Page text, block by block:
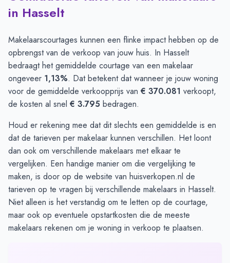
in Hasselt
Makelaarscourtages kunnen een flinke impact hebben op de
opbrengst van de verkoop van jouw huis. In Hasselt
bedraagt het gemiddelde courtage van een makelaar
ongeveer 1,13%. Dat betekent dat wanneer je jouw woning
voor de gemiddelde verkoopprijs van € 370.081 verkoopt,
de kosten al snel € 3.795 bedragen.
Houd er rekening mee dat dit slechts een gemiddelde is en
dat de tarieven per makelaar kunnen verschillen. Het loont
dan ook om verschillende makelaars met elkaar te
vergelijken. Een handige manier om die vergelijking te
maken, is door op de website van huisverkopen.nl de
tarieven op te vragen bij verschillende makelaars in Hasselt.
Niet alleen is het verstandig om te letten op de courtage,
maar ook op eventuele opstartkosten die de meeste
makelaars rekenen om je woning in verkoop te plaatsen.